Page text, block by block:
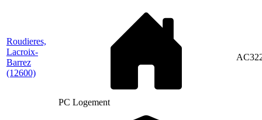
Roudieres,
Lacroix-
Barrez
(12600)
PC Logement